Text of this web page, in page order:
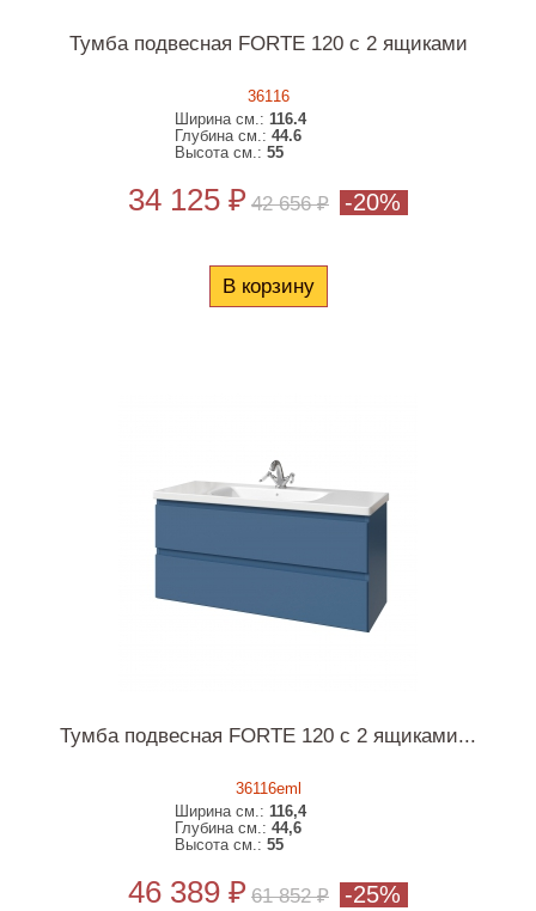
Тумба подвесная FORTE 120 с 2 ящиками
36116
Ширина см.:116.4
Глубина см.:44.6
Высота см.:55
34 125 ₽ 42 656 ₽ -20%
В корзину
Тумба подвесная FORTE 120 с 2 ящиками...
36116eml
Ширина см.:116,4
Глубина см.:44,6
Высота см.:55
46 389 ₽ 61 852 ₽ -25%